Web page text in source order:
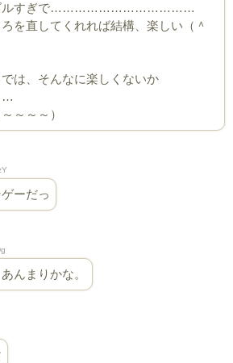
ズルすぎで………………………………
を直してくれれば結構、楽しい（＾
では、そんなに楽しくないか
～～～）
ーだっ
んまりかな。